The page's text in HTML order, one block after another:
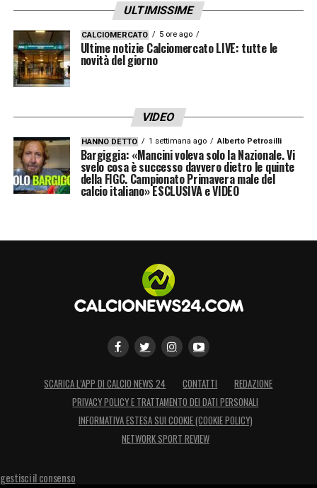
ULTIMISSIME
CALCIOMERCATO 5 ore ago
Ultime notizie Calciomercato LIVE: tutte le
novità del giorno
VIDEO
HANNO DETTO 1 settimana ago Alberto Petrosilli
Bargiggia: «Mancini voleva solo la Nazionale. Vi
svelo cosa è successo davvero dietro le quinte
della FIGC. Campionato Primavera male del
calcio italiano» ESCLUSIVA e VIDEO
SCARICA L’APP DI CALCIO NEWS 24 CONTATTI
REDAZIONE
PRIVACY POLICY E TRATTAMENTO DEI DATI PERSONALI
INFORMATIVA ESTESA SUI COOKIE (COOKIE POLICY)
NETWORK SPORT REVIEW
gestisci il consenso